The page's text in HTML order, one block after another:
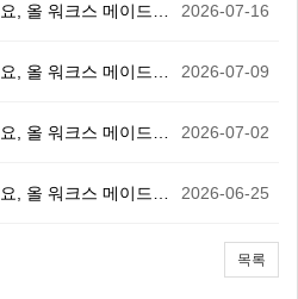
2026-07-16
2026-07-09
2026-07-02
2026-06-25
목록